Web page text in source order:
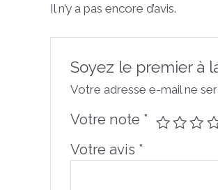
Il n’y a pas encore d’avis.
Soyez le premier à
Votre adresse e-mail ne
Votre note *
Votre avis *